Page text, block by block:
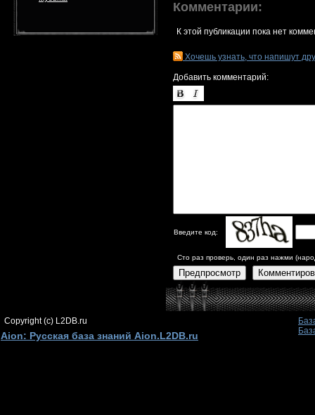
Комментарии:
К этой публикации пока нет
Хочешь узнать, что напишут
Добавить комментарий:
Введите код:
Сто раз проверь, один раз нажми
Предпросмотр
Copyright (c) L2DB.ru
Aion: Русская база знаний Aion.L2DB.ru